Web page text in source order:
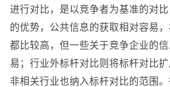
进行对比，是以竞争者为基准的对
的优势，公共信息的获取相对容易
都比较高，但一些关于竞争企业的
易；行业外标杆对比则将标杆对比
非相关行业也纳入标杆对比的范围